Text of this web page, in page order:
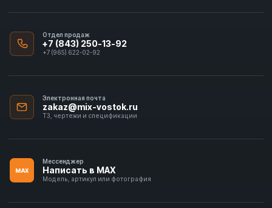
Отдел продаж
+7 (843) 250-13-92
+7 (965) 622-02-92
Электронная почта
zakaz@mix-vostok.ru
ТЗ, чертежи и спецификации
MAX
Мессенджер
Написать в MAX
Модель, артикул или фотография